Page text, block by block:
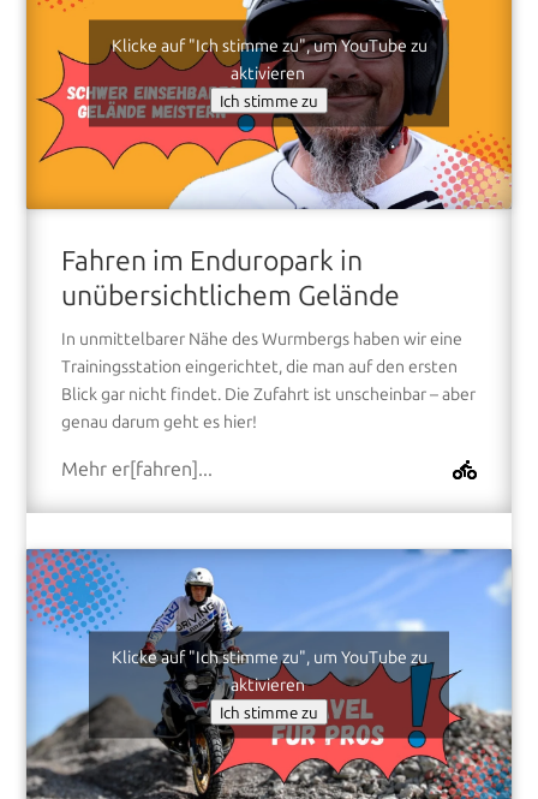
Klicke auf "Ich stimme zu", um YouTube zu
aktivieren
Ich stimme zu
Fahren im Enduropark in
unübersichtlichem Gelände
In unmittelbarer Nähe des Wurmbergs haben wir eine
Trainingsstation eingerichtet, die man auf den ersten
Blick gar nicht findet. Die Zufahrt ist unscheinbar – aber
genau darum geht es hier!
Mehr er[fahren]...
Klicke auf "Ich stimme zu", um YouTube zu
aktivieren
Ich stimme zu